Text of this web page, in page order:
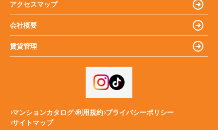
アクセスマップ
会社概要
賃貸管理
マンションカタログ 利用規約 プライバシーポリシー
サイトマップ